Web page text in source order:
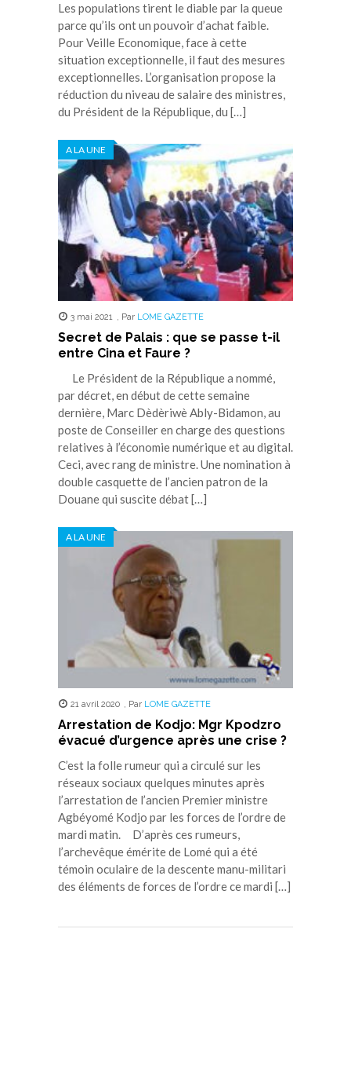
Les populations tirent le diable par la queue
parce qu’ils ont un pouvoir d’achat faible.
Pour Veille Economique, face à cette
situation exceptionnelle, il faut des mesures
exceptionnelles. L’organisation propose la
réduction du niveau de salaire des ministres,
du Président de la République, du […]
A LA UNE
3 mai 2021 , Par LOME GAZETTE
Secret de Palais : que se passe t-il
entre Cina et Faure ?
Le Président de la République a nommé,
par décret, en début de cette semaine
dernière, Marc Dèdèriwè Ably-Bidamon, au
poste de Conseiller en charge des questions
relatives à l’économie numérique et au digital.
Ceci, avec rang de ministre. Une nomination à
double casquette de l’ancien patron de la
Douane qui suscite débat […]
A LA UNE
21 avril 2020 , Par LOME GAZETTE
Arrestation de Kodjo: Mgr Kpodzro
évacué d’urgence après une crise ?
C’est la folle rumeur qui a circulé sur les
réseaux sociaux quelques minutes après
l’arrestation de l’ancien Premier ministre
Agbéyomé Kodjo par les forces de l’ordre de
mardi matin. D’après ces rumeurs,
l’archevêque émérite de Lomé qui a été
témoin oculaire de la descente manu-militari
des éléments de forces de l’ordre ce mardi […]